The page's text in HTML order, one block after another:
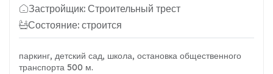
Застройщик: Строительный трест
Состояние: строится
паркинг, детский сад, школа, остановка общественного
транспорта 500 м.